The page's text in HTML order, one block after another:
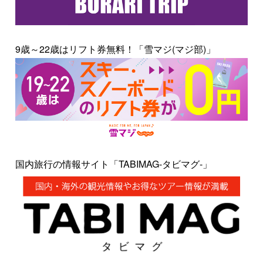
9歳～22歳はリフト券無料！「雪マジ(マジ部)」
国内旅行の情報サイト「TABIMAG-タビマグ-」